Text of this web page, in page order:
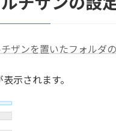
ザンを置いたフォルダ
示されます。